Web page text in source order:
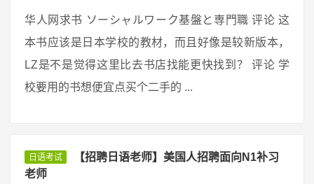
华人网求书 ソーシャルワーク基盤と専門職 评论 这
本书应该是日本学校的教材，而且好像是较新版本，
LZ是不是觉得这里比去书店找能更快找到？ 评论 学
校要用的书想便宜点买个二手的 ...
日语考试
【招聘日语老师】美国人招聘面向N1补习
老师